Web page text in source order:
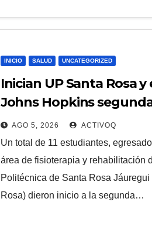
INICIO SALUD UNCATEGORIZED
Inician UP Santa Rosa
Johns Hopkins
del Diplomado en
Ortopédica
AGO 5, 2026 ACTIVOQ
Un total de 11 estudiantes,
área de fisioterapia y rehabilitación
Politécnica de Santa Rosa Jáuregui
Rosa) dieron inicio a la segunda…